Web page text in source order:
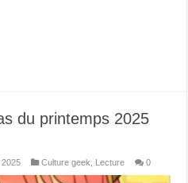
du printemps 2025
Culture geek Lecture 0